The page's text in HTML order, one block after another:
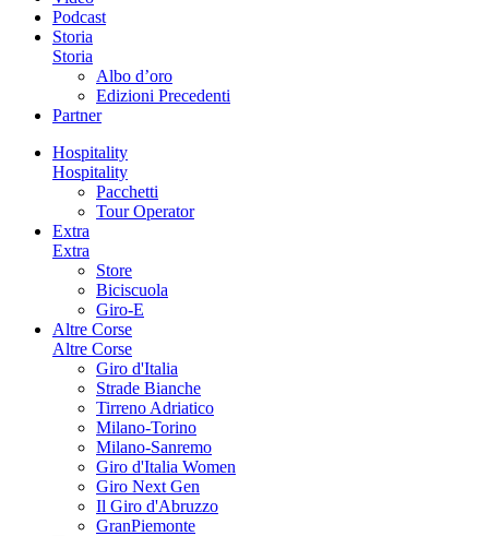
Podcast
Storia
Storia
Albo d’oro
Edizioni Precedenti
Partner
Hospitality
Hospitality
Pacchetti
Tour Operator
Extra
Extra
Store
Biciscuola
Giro-E
Altre Corse
Altre Corse
Giro d'Italia
Strade Bianche
Tirreno Adriatico
Milano-Torino
Milano-Sanremo
Giro d'Italia Women
Giro Next Gen
Il Giro d'Abruzzo
GranPiemonte